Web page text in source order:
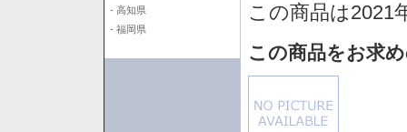
- 高知県
- 福岡県
この商品は2021
この商品をお求